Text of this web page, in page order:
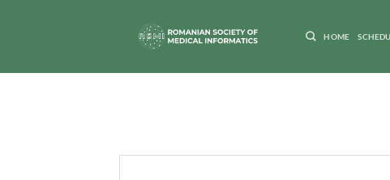
HOME